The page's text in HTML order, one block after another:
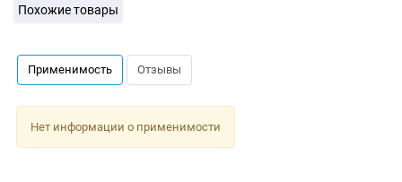
Похожие товары
Применимость Отзывы
Нет информации о применимости